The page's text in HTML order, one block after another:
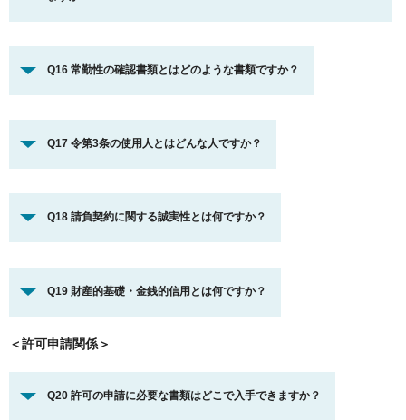
Q16 常勤性の確認書類とはどのような書類ですか？
Q17 令第3条の使用人とはどんな人ですか？
Q18 請負契約に関する誠実性とは何ですか？
Q19 財産的基礎・金銭的信用とは何ですか？
＜許可申請関係＞
Q20 許可の申請に必要な書類はどこで入手できますか？